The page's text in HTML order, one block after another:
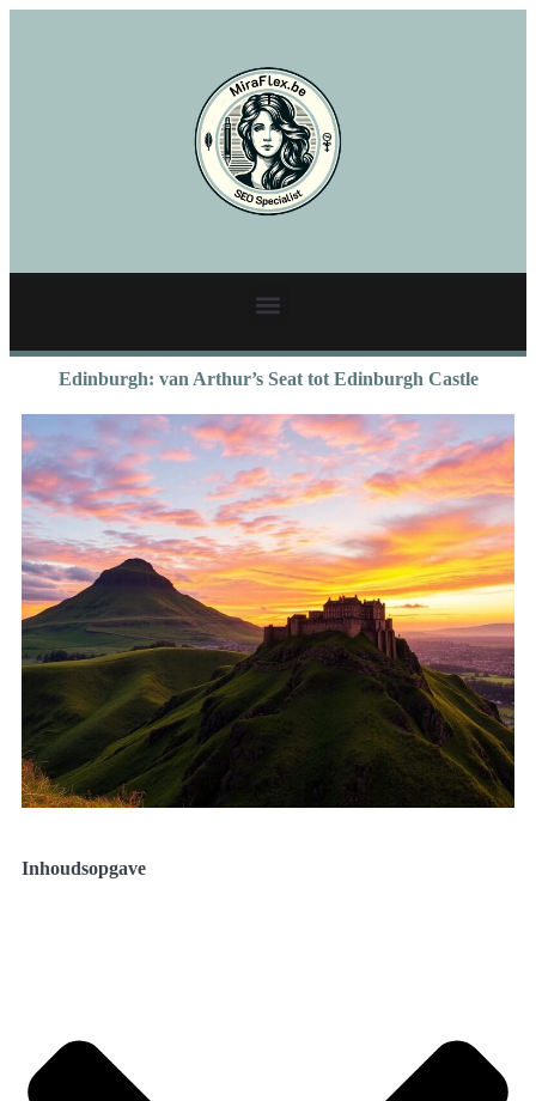
Edinburgh: van Arthur’s Seat tot Edinburgh Castle
Inhoudsopgave